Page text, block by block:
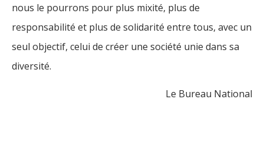
nous le pourrons pour plus mixité, plus de
responsabilité et plus de solidarité entre tous, avec un
seul objectif, celui de créer une société unie dans sa
diversité.
Le Bureau National